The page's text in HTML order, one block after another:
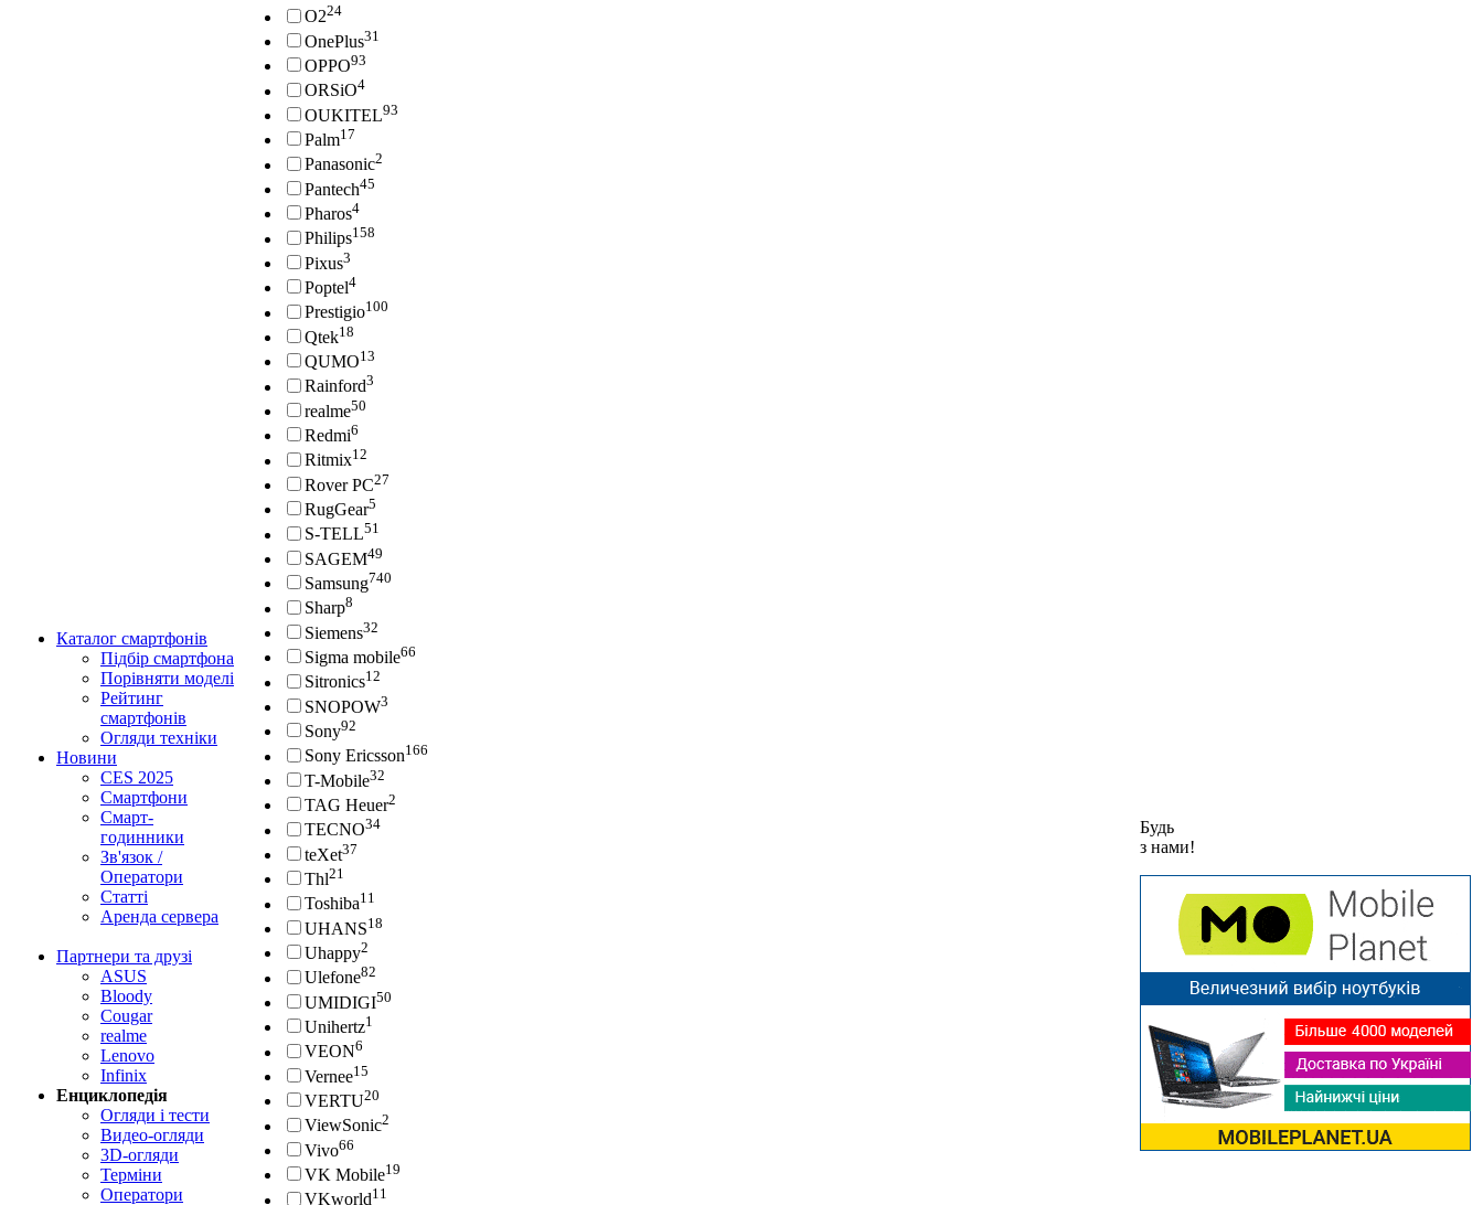
Каталог смартфонів
Підбір смартфона
Порівняти моделі
Рейтинг
смартфонів
Огляди техніки
Новини
CES 2025
Смартфони
Смарт-
годинники
Зв'язок /
Оператори
Статті
Аренда сервера
Партнери та друзі
ASUS
Bloody
Cougar
realme
Lenovo
Infinix
Енциклопедія
Огляди і тести
Видео-огляди
3D-огляди
Терміни
Оператори
O224
OnePlus31
OPPO93
ORSiO4
OUKITEL93
Palm17
Panasonic2
Pantech45
Pharos4
Philips158
Pixus3
Poptel4
Prestigio100
Qtek18
QUMO13
Rainford3
realme50
Redmi6
Ritmix12
Rover PC27
RugGear5
S-TELL51
SAGEM49
Samsung740
Sharp8
Siemens32
Sigma mobile66
Sitronics12
SNOPOW3
Sony92
Sony Ericsson166
T-Mobile32
TAG Heuer2
TECNO34
teXet37
Thl21
Toshiba11
UHANS18
Uhappy2
Ulefone82
UMIDIGI50
Unihertz1
VEON6
Vernee15
VERTU20
ViewSonic2
Vivo66
VK Mobile19
VKworld11
Будь
з нами!